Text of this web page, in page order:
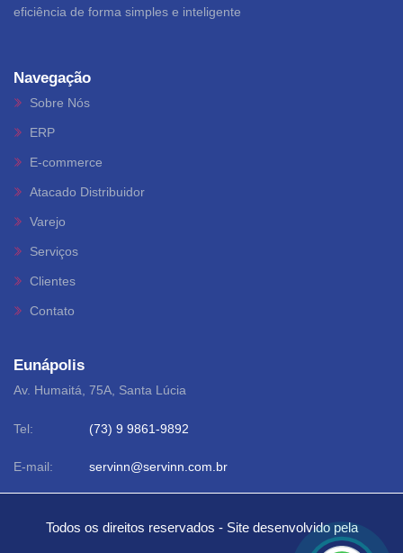
eficiência de forma simples e inteligente
Navegação
Sobre Nós
ERP
E-commerce
Atacado Distribuidor
Varejo
Serviços
Clientes
Contato
Eunápolis
Av. Humaitá, 75A, Santa Lúcia
Tel: (73) 9 9861-9892
E-mail: servinn@servinn.com.br
Todos os direitos reservados - Site desenvolvido pela